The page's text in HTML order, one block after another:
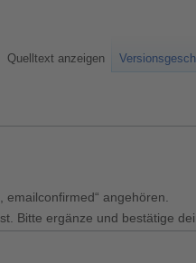
, emailconfirmed“ angehören.
Bitte ergänze und bestätige
Quelltext anzeigen